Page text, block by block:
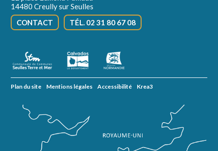
14480 Creully sur Seulles
CONTACT
TÉL. 02 31 80 67 08
Plan du site Mentions légales Accessibilité Krea3